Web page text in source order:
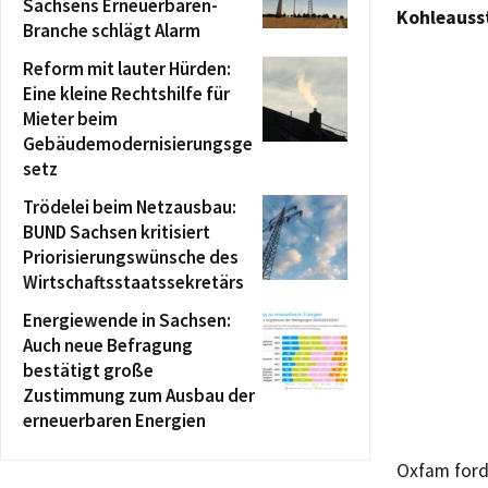
Oxfam
Sachsens Erneuerbaren-
Branche schlägt Alarm
Reform mit lauter Hürden:
Eine kleine Rechtshilfe für
Mieter beim
Gebäudemodernisierungsge
setz
Trödelei beim Netzausbau:
BUND Sachsen kritisiert
Priorisierungswünsche des
Wirtschaftsstaatssekretärs
Energiewende in Sachsen:
Auch neue Befragung
bestätigt große
Zustimmung zum Ausbau der
erneuerbaren Energien